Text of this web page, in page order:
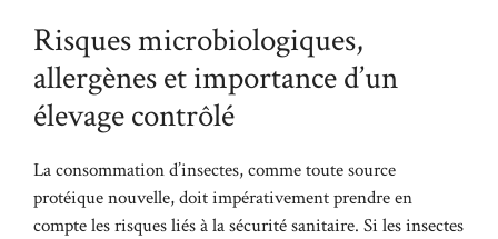
Risques microbiologiques,
allergènes et importance d’un
élevage contrôlé
La consommation d’insectes, comme toute source
protéique nouvelle, doit impérativement prendre en
compte les risques liés à la sécurité sanitaire. Si les insectes